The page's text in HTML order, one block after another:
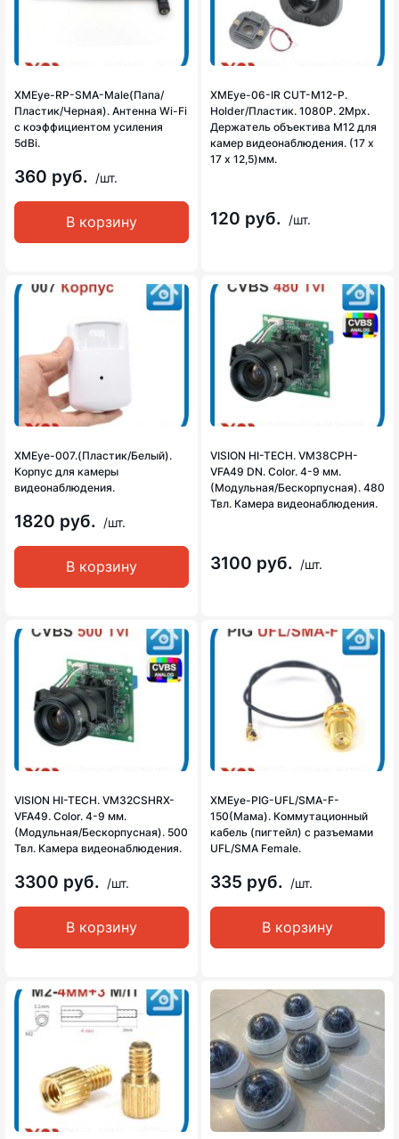
XMEye-RP-SMA-Male(Папа/
Пластик/Черная). Антенна Wi-Fi
c коэффициентом усиления
5dBi.
360 руб. /шт.
В корзину
XMEye-06-IR CUT-М12-P.
Holder/Пластик. 1080P. 2Mpx.
Держатель объектива М12 для
камер видеонаблюдения. (17 х
17 х 12,5)мм.
120 руб. /шт.
XMEye-007.(Пластик/Белый).
Корпус для камеры
видеонаблюдения.
1820 руб. /шт.
В корзину
VISION HI-TECH. VM38CPH-
VFA49 DN. Color. 4-9 мм.
(Модульная/Бескорпусная). 480
Твл. Камера видеонаблюдения.
3100 руб. /шт.
VISION HI-TECH. VM32CSHRX-
VFA49. Color. 4-9 мм.
(Модульная/Бескорпусная). 500
Твл. Камера видеонаблюдения.
3300 руб. /шт.
В корзину
XMEye-PIG-UFL/SMA-F-
150(Мама). Коммутационный
кабель (пигтейл) с разъемами
UFL/SMA Female.
335 руб. /шт.
В корзину